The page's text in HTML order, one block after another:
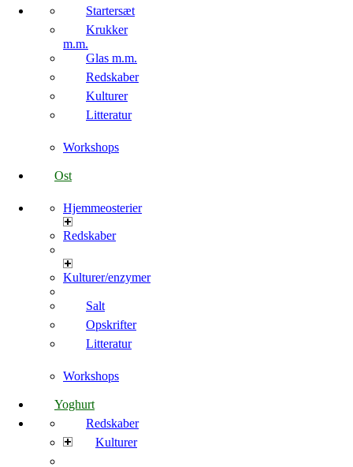
Startersæt
Krukker
m.m.
Glas m.m.
Redskaber
Kulturer
Litteratur
Workshops
Ost
Hjemmeosterier
Redskaber
Kulturer/enzymer
Salt
Opskrifter
Litteratur
Workshops
Yoghurt
Redskaber
Kulturer